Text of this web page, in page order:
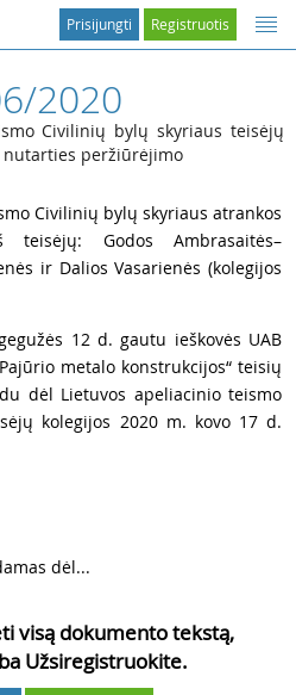
Registruotis
Prisijungti
2020
Civilinių bylų skyriaus teisėjų
nutarties peržiūrėjimo
Civilinių bylų skyriaus atrankos
teisėjų: Godos Ambrasaitės–
ir Dalios Vasarienės (kolegijos
12 d. gautu ieškovės UAB
metalo konstrukcijos“ teisių
dėl Lietuvos apeliacinio teismo
kolegijos 2020 m. kovo 17 d.
dėl...
visą dokumento tekstą,
Užsiregistruokite.